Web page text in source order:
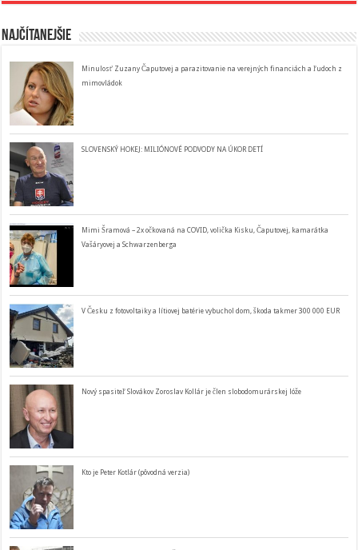
Najčítanejšie
Minulosť Zuzany Čaputovej a parazitovanie na verejných financiách a ľudoch z
mimovládok
SLOVENSKÝ HOKEJ: MILIÓNOVÉ PODVODY NA ÚKOR DETÍ
Mimi Šramová – 2x očkovaná na COVID, volička Kisku, Čaputovej, kamarátka
Vašáryovej a Schwarzenberga
V Česku z fotovoltaiky a lítiovej batérie vybuchol dom, škoda takmer 300 000 EUR
Nový spasiteľ Slovákov Zoroslav Kollár je člen slobodomurárskej lóže
Kto je Peter Kotlár (pôvodná verzia)